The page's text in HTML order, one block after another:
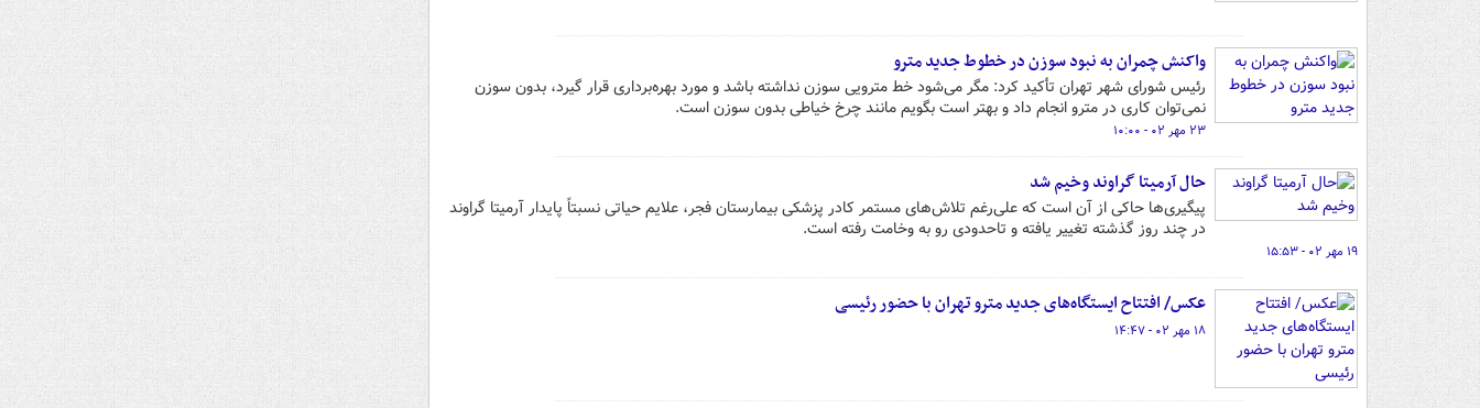
واکنش چمران به نبود سوزن در خطوط جدید مترو
رئیس شورای شهر تهران تأکید کرد: مگر می‌شود خط مترویی سوزن نداشته باشد و مورد بهره‌برداری قرار گیرد، بدون سوزن
نمی‌توان کاری در مترو انجام داد و بهتر است بگویم مانند چرخ خیاطی بدون سوزن است.
۲۳ مهر ۰۲ - ۱۰:۰۰
حال آرمیتا گراوند وخیم شد
پیگیری‌ها حاکی از آن است که علی‌رغم تلاش‌های مستمر کادر پزشکی بیمارستان فجر، علایم حیاتی نسبتاً پایدار آرمیتا گراوند
در چند روز گذشته تغییر یافته و تاحدودی رو به وخامت رفته است.
۱۹ مهر ۰۲ - ۱۵:۵۳
عکس/ افتتاح ایستگاه‌های جدید مترو تهران با حضور رئیسی
۱۸ مهر ۰۲ - ۱۴:۴۷